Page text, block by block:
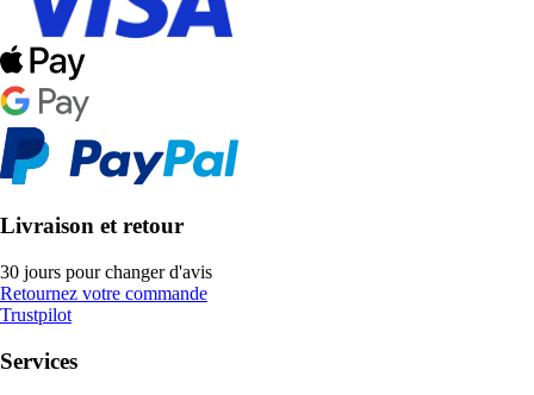
Livraison et retour
30 jours pour changer d'avis
Retournez votre commande
Trustpilot
Services